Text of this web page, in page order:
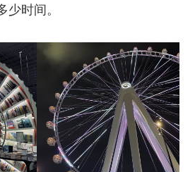
时间。